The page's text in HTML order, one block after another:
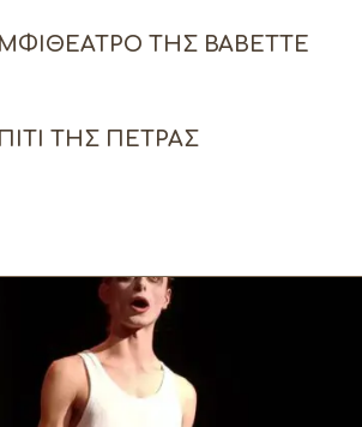
ΤΗΣ BABETTE
ΤΗΣ ΠΈΤΡΑΣ